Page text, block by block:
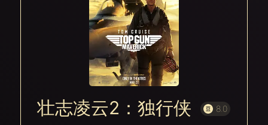
壮志凌云2：独行侠 8.0